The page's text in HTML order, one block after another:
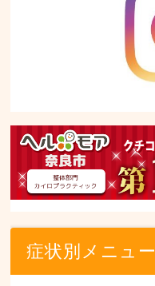
症状別メニュー